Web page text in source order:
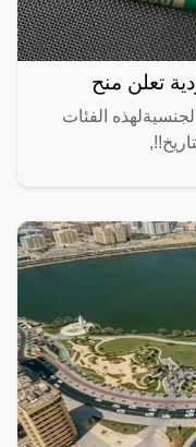
تعلن منح
الفئات